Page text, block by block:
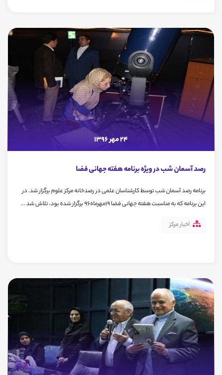
24 مهر 1396
رصد آسمان شب در ویژه برنامه هفته جهانی فضا
برنامه رصد آسمان شب توسط کارشناسان علمی در رصدخانه مرکز علوم برگزار شد. در
این برنامه که به مناسبت هفته جهانی فضا 19مهرماه96 برگزار شده بود، تلاش شد ...
اخبار مرکز